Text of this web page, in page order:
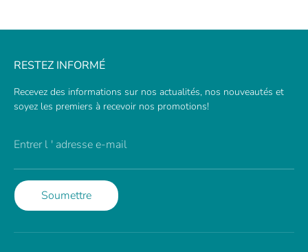
RESTEZ INFORMÉ
Recevez des informations sur nos actualités, nos nouveautés et
soyez les premiers à recevoir nos promotions!
Entrer l ' adresse e-mail
Soumettre